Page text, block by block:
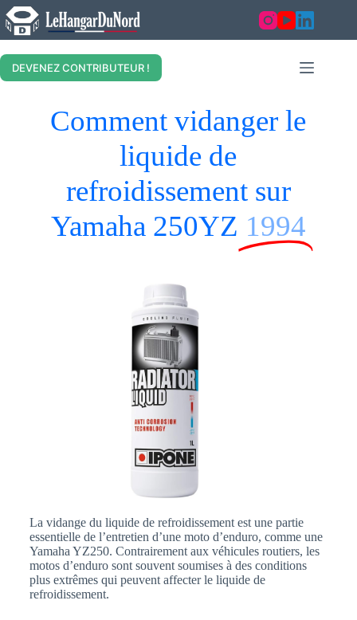
DEVENEZ CONTRIBUTEUR !
Comment vidanger le
liquide de
refroidissement sur
Yamaha 250YZ 1994
La vidange du liquide de refroidissement est une partie
essentielle de l’entretien d’une moto d’enduro, comme une
Yamaha YZ250. Contrairement aux véhicules routiers, les
motos d’enduro sont souvent soumises à des conditions
plus extrêmes qui peuvent affecter le liquide de
refroidissement.